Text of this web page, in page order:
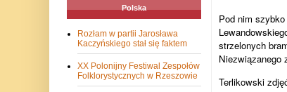
Pod nim
strzelonych
Niezwiązanego
Terlikowski
Polska
Rozłam w partii Jarosława
Kaczyńskiego stał się faktem
XX Polonijny Festiwal Zespołów
Folklorystycznych w Rzeszowie